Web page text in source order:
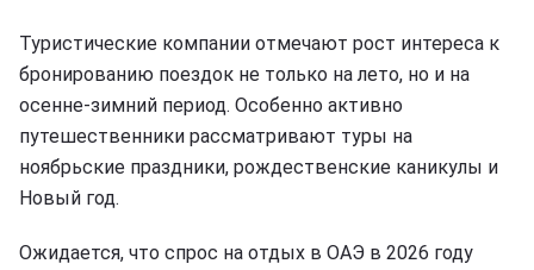
Туристические компании отмечают рост интереса к
бронированию поездок не только на лето, но и на
осенне-зимний период. Особенно активно
путешественники рассматривают туры на
ноябрьские праздники, рождественские каникулы и
Новый год.
Ожидается, что спрос на отдых в ОАЭ в 2026 году